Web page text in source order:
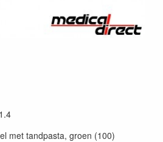
met tandpasta, groen (100)